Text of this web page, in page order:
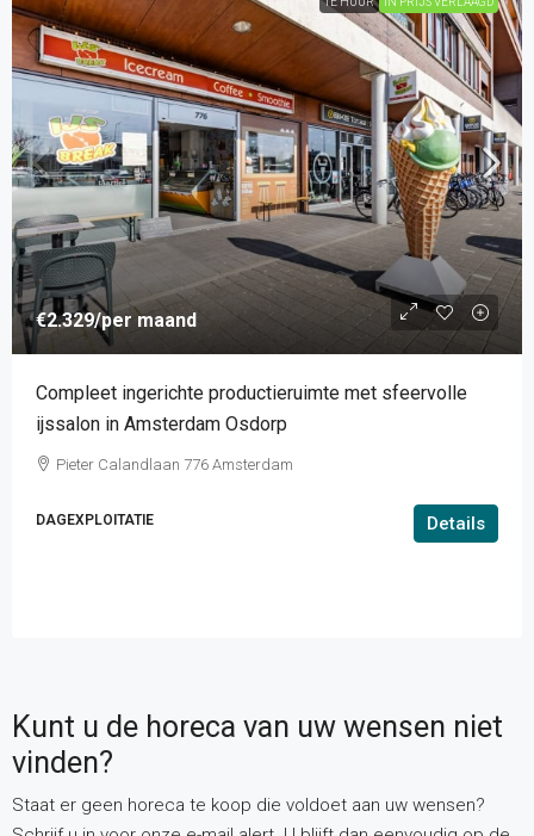
€2.329/per maand
Compleet ingerichte productieruimte met sfeervolle
ijssalon in Amsterdam Osdorp
Pieter Calandlaan 776 Amsterdam
DAGEXPLOITATIE Details
Kunt u de horeca van uw wensen niet
vinden?
Staat er geen horeca te koop die voldoet aan uw wensen?